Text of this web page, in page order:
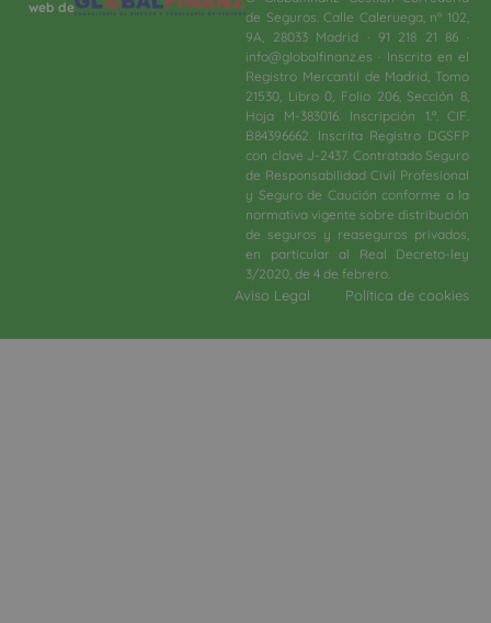
web de
de Seguros. Calle Caleruega, nº 102,
9A, 28033 Madrid · 91 218 21 86 ·
info@globalfinanz.es · Inscrita en el
Registro Mercantil de Madrid, Tomo
21530, Libro 0, Folio 206, Sección 8,
Hoja M-383016. Inscripción 1.ª. CIF.
B84396662. Inscrita Registro DGSFP
con clave J-2437. Contratado Seguro
de Responsabilidad Civil Profesional
y Seguro de Caución conforme a la
normativa vigente sobre distribución
de seguros y reaseguros privados,
en particular al Real Decreto-ley
3/2020, de 4 de febrero.​
Aviso Legal Política de cookies